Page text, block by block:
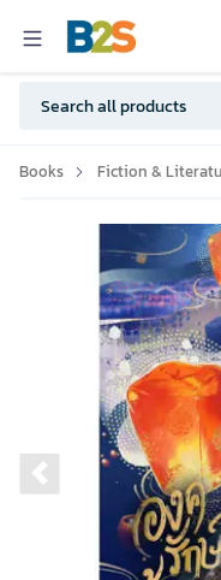
Books Fiction &
Previous